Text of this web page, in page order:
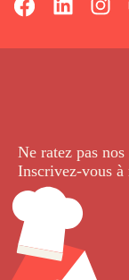
Ne ratez pas
Inscrivez-vous à